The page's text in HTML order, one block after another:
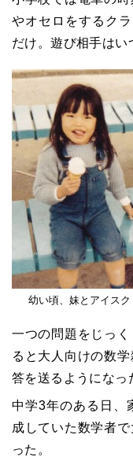
やオセロをするク
だけ。遊び相手は
幼い頃、妹とアイス
一つの問題をじっ
ると大人向けの数
答を送るようになっ
中学3年のある日、
成していた数学者
った。